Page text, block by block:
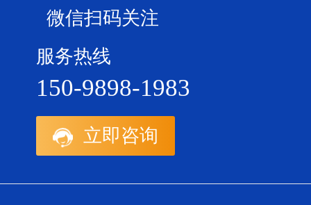
微信扫码关注
服务热线
150-9898-1983
立即咨询